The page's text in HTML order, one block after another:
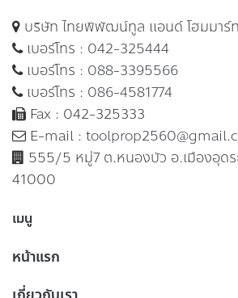
บริษัท ไทยพิพัฒน์ทูล แอนด์ โฮมมาร์
เบอร์โทร : 042-325444
เบอร์โทร : 088-3395566
เบอร์โทร : 086-4581774
Fax : 042-325333
E-mail :
555/5 หมู่7 ต.หนองบัว อ.เมืองอุดร
41000
เมนู
หน้าแรก